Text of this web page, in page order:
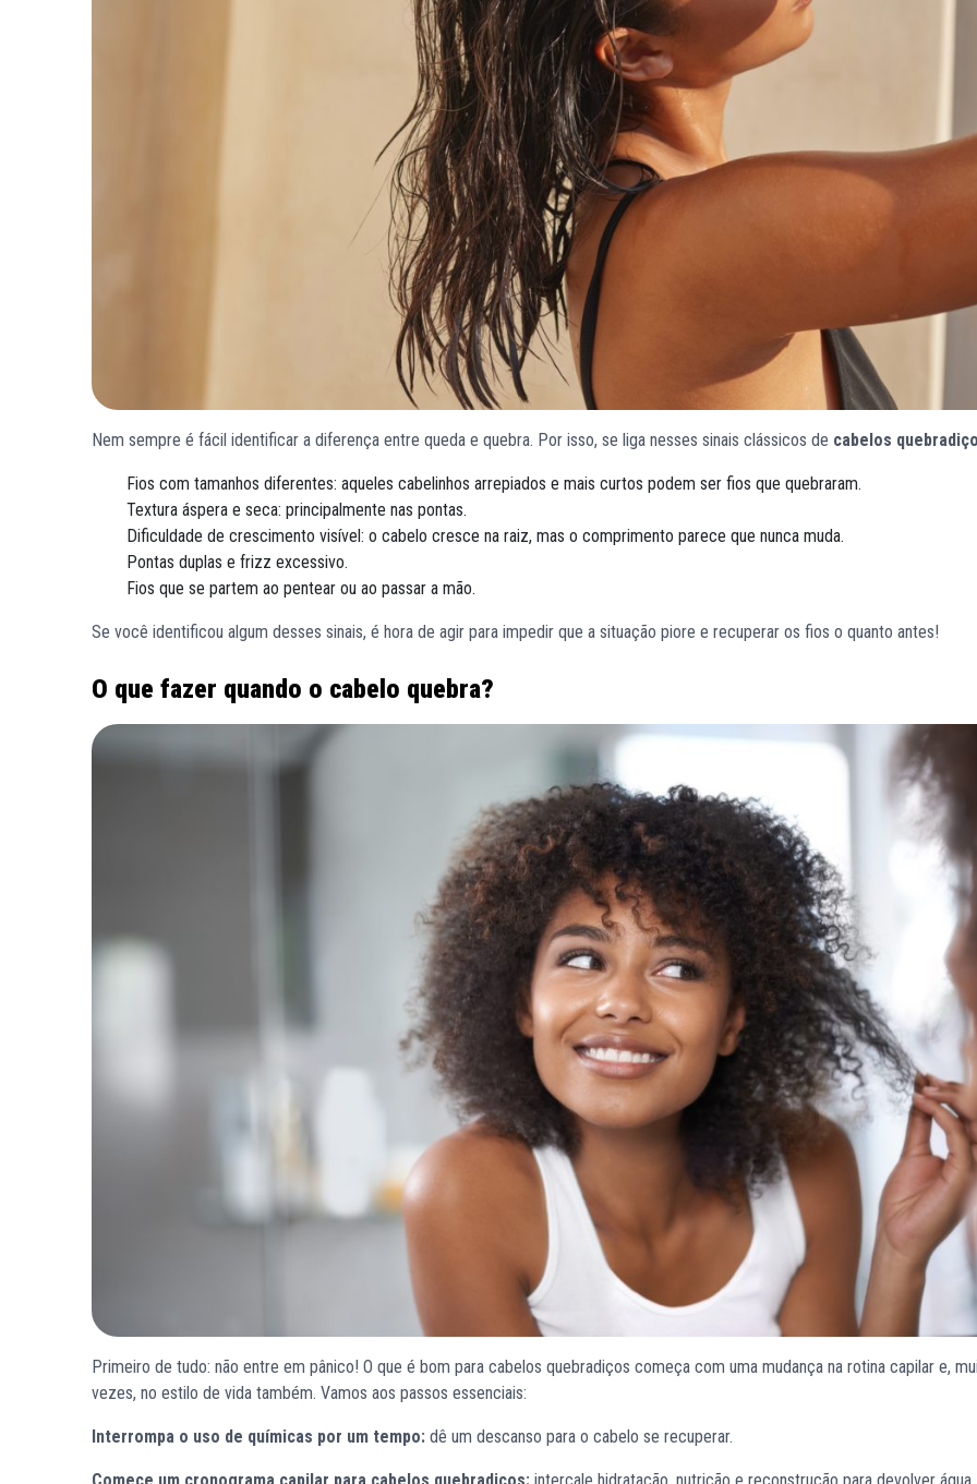
Nem sempre é fácil identificar a diferença entre queda e quebra. Por isso, se liga nesses sinais clássicos de cabelos
Fios com tamanhos diferentes: aqueles cabelinhos arrepiados e mais curtos podem ser fios que quebraram.
Textura áspera e seca: principalmente nas pontas.
Dificuldade de crescimento visível: o cabelo cresce na raiz, mas o comprimento parece que nunca muda.
Pontas duplas e frizz excessivo.
Fios que se partem ao pentear ou ao passar a mão.
Se você identificou algum desses sinais, é hora de agir para impedir que a situação piore e recuperar os fios o quanto antes!
O que fazer quando o cabelo quebra?
Primeiro de tudo: não entre em pânico! O que é bom para cabelos quebradiços começa com uma mudança na rotina capilar e,
vezes, no estilo de vida também. Vamos aos passos essenciais:
Interrompa o uso de químicas por um tempo: dê um descanso para o cabelo se recuperar.